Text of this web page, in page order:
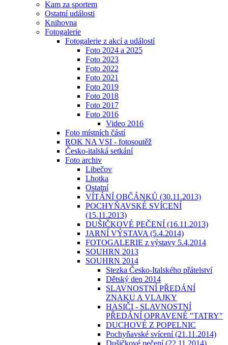
Kam za sportem
Ostatní události
Knihovna
Fotogalerie
Fotogalerie z akcí a událostí
Foto 2024 a 2025
Foto 2023
Foto 2022
Foto 2021
Foto 2019
Foto 2018
Foto 2017
Foto 2016
Video 2016
Foto místních částí
ROK NA VSI - fotosoutěž
Česko-italská setkání
Foto archiv
Libečov
Lhotka
Ostatní
VÍTÁNÍ OBČÁNKŮ (30.11.2013)
POCHYŇAVSKÉ SVÍCENÍ
(15.11.2013)
DUŠIČKOVÉ PEČENÍ (16.11.2013)
JARNÍ VÝSTAVA (5.4.2014)
FOTOGALERIE z výstavy 5.4.2014
SOUHRN 2013
SOUHRN 2014
Stezka Česko-Italského přátelství
Dětský den 2014
SLAVNOSTNÍ PŘEDÁNÍ
ZNAKU A VLAJKY
HASIČI - SLAVNOSTNÍ
PŘEDÁNÍ OPRAVENÉ "TATRY"
DUCHOVÉ Z POPELNIC
Pochyňavské svícení (21.11.2014)
Dušičkové pečení (22.11.2014)